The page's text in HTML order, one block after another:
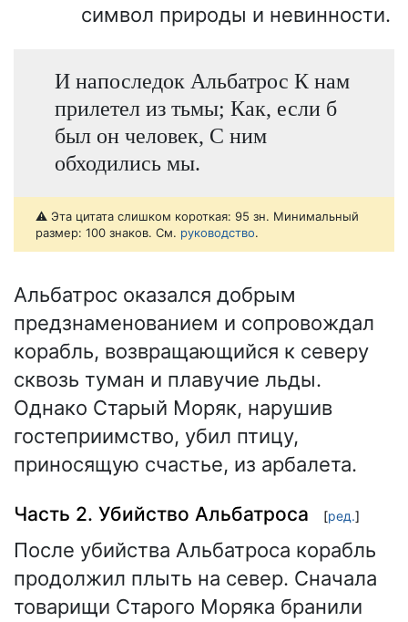
символ природы и невинности.
И напоследок Альбатрос К нам
прилетел из тьмы; Как, если б
был он человек, С ним
обходились мы.
⚠️ Эта цитата слишком короткая: 95 зн. Минимальный
размер: 100 знаков. См. руководство.
Альбатрос оказался добрым
предзнаменованием и сопровождал
корабль, возвращающийся к северу
сквозь туман и плавучие льды.
Однако Старый Моряк, нарушив
гостеприимство, убил птицу,
приносящую счастье, из арбалета.
Часть 2. Убийство Альбатроса [ред.]
После убийства Альбатроса корабль
продолжил плыть на север. Сначала
товарищи Старого Моряка бранили